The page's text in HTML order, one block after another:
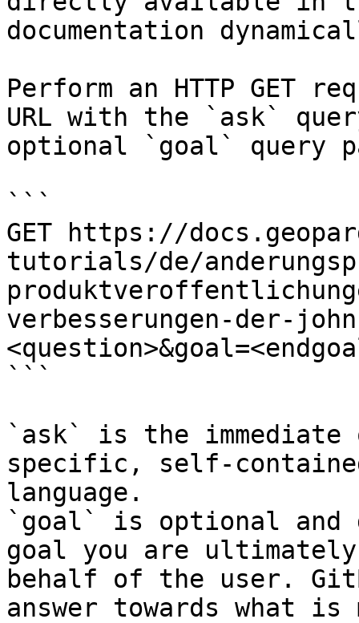
documentation
Perform an HTTP GET
URL with the `ask`
optional `goal` query
```
GET https://
tutorials/de/
verbesserungen-der-
```
`ask` is the
specific, self-
language.
`goal` is optional and
goal you are
behalf of the user.
answer towards what